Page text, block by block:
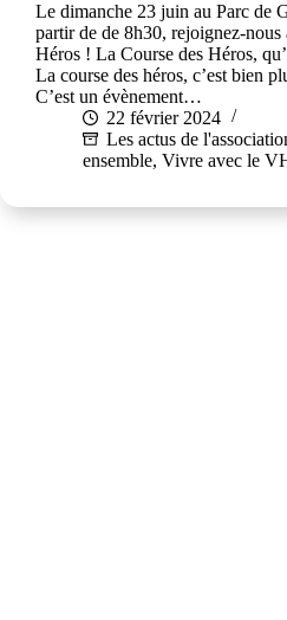
Le dimanche 23 juin au Parc de
partir de de 8h30, rejoignez-nous
Héros ! La Course des Héros,
La course des héros, c’est bien
C’est un évènement…
22 février 2024
Les actus de
ensemble, Vivre avec le